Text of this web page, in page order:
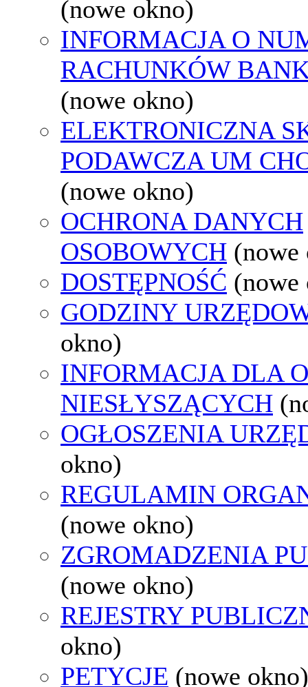
(nowe okno)
INFORMACJA O
RACHUNKÓW
(nowe okno)
ELEKTRONICZNA
PODAWCZA UM
(nowe okno)
OCHRONA DANYCH
OSOBOWYCH (nowe
DOSTĘPNOŚĆ (nowe
GODZINY
okno)
INFORMACJA DLA
NIESŁYSZĄCYCH
OGŁOSZENIA
okno)
REGULAMIN
(nowe okno)
ZGROMADZENIA
(nowe okno)
REJESTRY
okno)
PETYCJE (nowe okno)